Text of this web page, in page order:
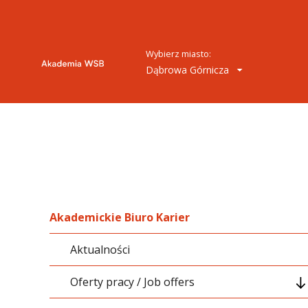
Wybierz miasto:
Dąbrowa Górnicza
Akademickie Biuro Karier
Aktualności
Oferty pracy / Job offers